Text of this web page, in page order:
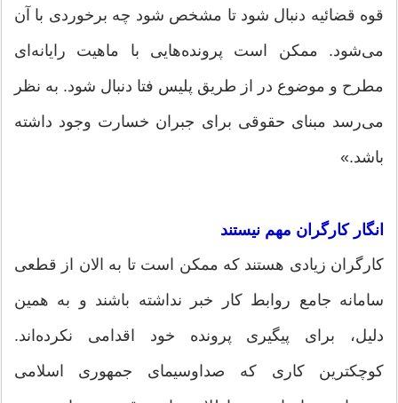
قوه قضائیه دنبال شود تا مشخص شود چه برخوردی با آن
می‌شود. ممکن است پرونده‌هایی با ماهیت رایانه‌ای
مطرح و موضوع در از طریق پلیس فتا دنبال شود. به نظر
می‌رسد مبنای حقوقی برای جبران خسارت وجود داشته
باشد.»
انگار کارگران مهم نیستند
کارگران زیادی هستند که ممکن است تا به الان از قطعی
سامانه جامع روابط کار خبر نداشته باشند و به همین
دلیل، برای پیگیری پرونده خود اقدامی نکرده‌اند.
کوچکترین کاری که صداوسیمای جمهوری اسلامی